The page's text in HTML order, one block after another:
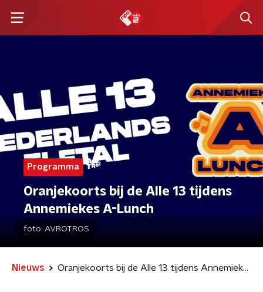
Programma
Oranjekoorts bij de Alle 13 tijdens
Annemiekes A-Lunch
foto: AVROTROS
Nieuws Oranjekoorts bij de Alle 13 tijdens Annemiekes A-Lunch